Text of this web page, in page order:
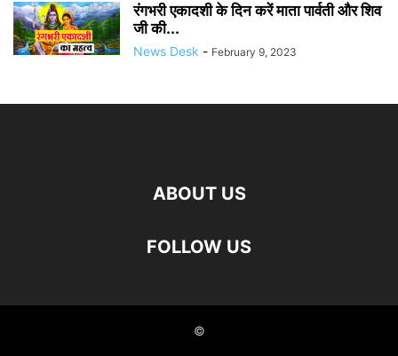
रंगभरी एकादशी के दिन करें माता पार्वती और शिव
जी की...
News Desk - February 9, 2023
ABOUT US
FOLLOW US
©